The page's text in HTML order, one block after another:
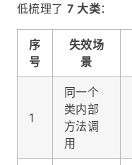
低梳理了7 大类：
序
号
失效场
景
1
同一个
类内部
方法调
用